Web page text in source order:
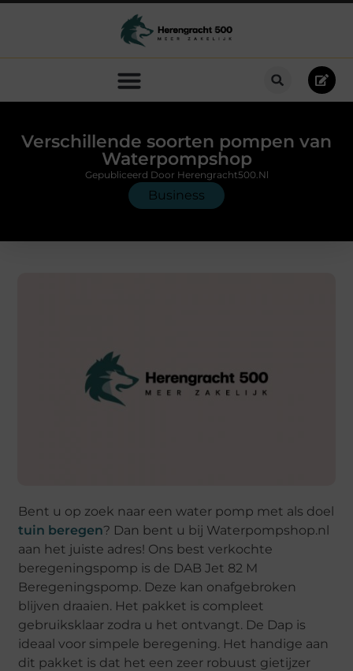
Verschillende soorten pompen van
Waterpompshop
Business
Gepubliceerd Door Herengracht500.nl
Bent u op zoek naar een water pomp met als doel
tuin beregen? Dan bent u bij Waterpompshop.nl
aan het juiste adres! Ons best verkochte
beregeningspomp is de DAB Jet 82 M
Beregeningspomp. Deze kan onafgebroken
blijven draaien. Het pakket is compleet
gebruiksklaar zodra u het ontvangt. De Dap is
ideaal voor simpele beregening. Het handige aan
dit pakket is dat het een zeer robuust gietijzer